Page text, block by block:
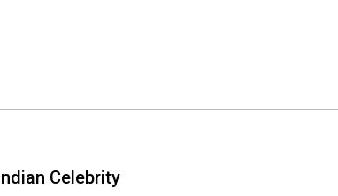
Celebrity